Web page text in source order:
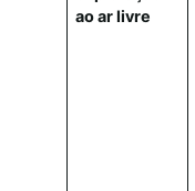
ao ar livre